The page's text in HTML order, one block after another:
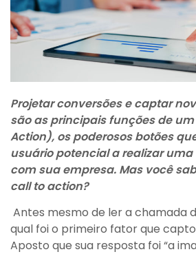
Projetar conversões e captar
são as principais funções de um
Action), os poderosos botões
usuário potencial a realizar
com sua empresa. Mas você
call to action?
Antes mesmo de ler a chamada
qual foi o primeiro fator que
Aposto que sua resposta foi “a